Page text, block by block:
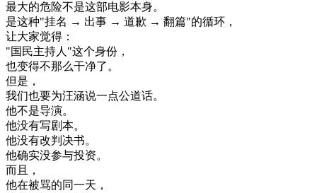
最大的危险不是这部电影本身。
是这种"挂名 → 出事 → 道歉 → 翻篇"的循环 ，
让大家觉得 ：
"国民主持人"这个身份 ，
也变得不那么干净了。
但是 ，
我们也要为汪涵说一点公道话。
他不是导演。
他没有写剧本。
他没有改判决书。
他确实没参与投资。
而且
，
他在被骂的同一天 ，